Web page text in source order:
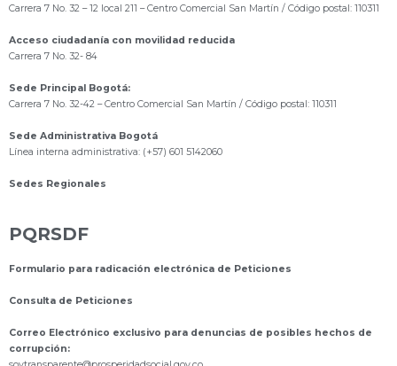
Carrera 7 No. 32 – 12 local 211 – Centro Comercial San Martín / Código postal: 110311
Acceso ciudadanía con movilidad reducida
Carrera 7 No. 32- 84
Sede Principal Bogotá:
Carrera 7 No. 32-42 – Centro Comercial San Martín / Código postal: 110311
Sede Administrativa Bogotá
Línea interna administrativa: (+57) 601 5142060
Sedes Regionales
PQRSDF
Formulario para radicación electrónica de Peticiones
Consulta de Peticiones
Correo Electrónico exclusivo para denuncias de posibles hechos de
corrupción: